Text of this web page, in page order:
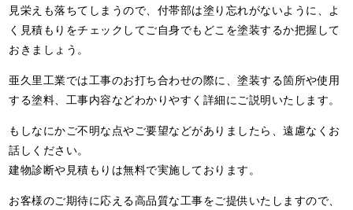
見栄えも落ちてしまうので、付帯部は塗り忘れがないように、よ
く見積もりをチェックしてご自身でもどこを塗装するか把握して
おきましょう。
亜久里工業では工事のお打ち合わせの際に、塗装する箇所や使用
する塗料、工事内容などわかりやすく詳細にご説明いたします。
もしなにかご不明な点やご要望などがありましたら、遠慮なくお
話しください。
建物診断や見積もりは無料で実施しております。
お客様のご期待に応える高品質な工事をご提供いたしますので、